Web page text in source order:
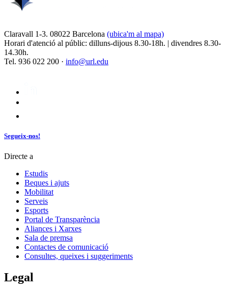
Claravall 1-3. 08022 Barcelona (ubica'm al mapa)
Horari d'atenció al públic: dilluns-dijous 8.30-18h. | divendres 8.30-
14.30h.
Tel. 936 022 200 · info@url.edu
Segueix-nos!
Directe a
Estudis
Beques i ajuts
Mobilitat
Serveis
Esports
Portal de Transparència
Aliances i Xarxes
Sala de premsa
Contactes de comunicació
Consultes, queixes i suggeriments
Legal